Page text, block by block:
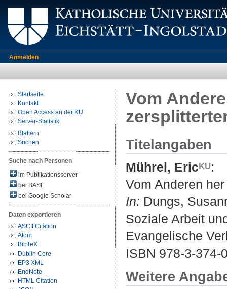
Anmelden
Startseite
Kontakt
Open Access an der KU
Server-Statistik
Blättern
Suchen
Suche nach Personen
im Publikationsserver
bei BASE
bei Google Scholar
Daten exportieren
ASCII Citation
Atom
BibTeX
Dublin Core
EP3 XML
EndNote
HTML Citation
Vom
Titelangaben
Mührel, Eric
:
Vom Anderen
In: Dungs,
Soziale Arbeit
Evangelische
ISBN 978-3-374-
Weitere